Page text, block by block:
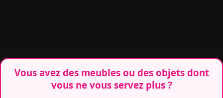
Vous avez des meubles ou des objets dont
vous ne vous servez plus ?